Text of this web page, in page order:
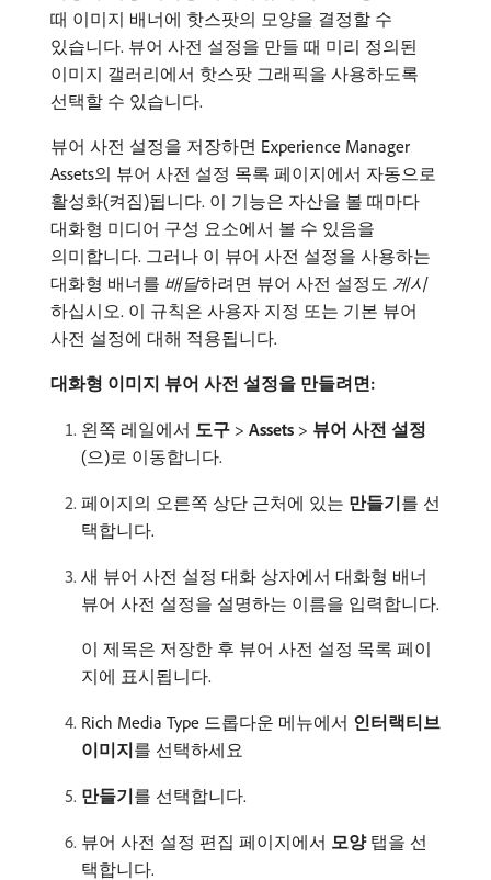
때 이미지 배너에 핫스팟의 모양을 결정할 수
있습니다. 뷰어 사전 설정을 만들 때 미리 정의된
이미지 갤러리에서 핫스팟 그래픽을 사용하도록
선택할 수 있습니다.
뷰어 사전 설정을 저장하면 Experience Manager
Assets의 뷰어 사전 설정 목록 페이지에서 자동으로
활성화(켜짐)됩니다. 이 기능은 자산을 볼 때마다
대화형 미디어 구성 요소에서 볼 수 있음을
의미합니다. 그러나 이 뷰어 사전 설정을 사용하는
대화형 배너를 배달​하려면 뷰어 사전 설정도 게시
하십시오. 이 규칙은 사용자 지정 또는 기본 뷰어
사전 설정에 대해 적용됩니다.
대화형 이미지 뷰어 사전 설정을 만들려면:
왼쪽 레일에서 도구 > Assets > 뷰어 사전 설정
(으)로 이동합니다.
페이지의 오른쪽 상단 근처에 있는 만들기​를 선
택합니다.
새 뷰어 사전 설정 대화 상자에서 대화형 배너
뷰어 사전 설정을 설명하는 이름을 입력합니다.
이 제목은 저장한 후 뷰어 사전 설정 목록 페이
지에 표시됩니다.
Rich Media Type 드롭다운 메뉴에서 인터랙티브
이미지​를 선택하세요
만들기​를 선택합니다.
뷰어 사전 설정 편집 페이지에서 모양탭을 선
택합니다.